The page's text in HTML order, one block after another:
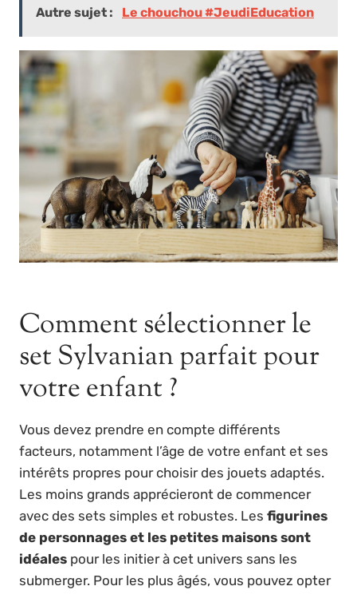
Autre sujet : Le chouchou #JeudiEducation
Comment sélectionner le
set Sylvanian parfait pour
votre enfant ?
Vous devez prendre en compte différents
facteurs, notamment l’âge de votre enfant et ses
intérêts propres pour choisir des jouets adaptés.
Les moins grands apprécieront de commencer
avec des sets simples et robustes. Les figurines
de personnages et les petites maisons sont
idéales pour les initier à cet univers sans les
submerger. Pour les plus âgés, vous pouvez opter